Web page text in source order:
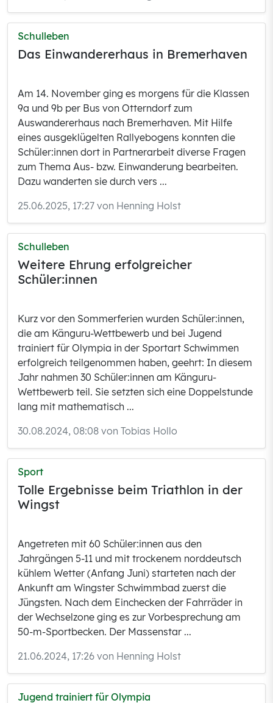
Schulleben
Das Einwandererhaus in Bremerhaven
Am 14. November ging es morgens für die Klassen
9a und 9b per Bus von Otterndorf zum
Auswandererhaus nach Bremerhaven. Mit Hilfe
eines ausgeklügelten Rallyebogens konnten die
Schüler:innen dort in Partnerarbeit diverse Fragen
zum Thema Aus- bzw. Einwanderung bearbeiten.
Dazu wanderten sie durch vers ...
25.06.2025, 17:27 von Henning Holst
Schulleben
Weitere Ehrung erfolgreicher
Schüler:innen
Kurz vor den Sommerferien wurden Schüler:innen,
die am Känguru-Wettbewerb und bei Jugend
trainiert für Olympia in der Sportart Schwimmen
erfolgreich teilgenommen haben, geehrt: In diesem
Jahr nahmen 30 Schüler:innen am Känguru-
Wettbewerb teil. Sie setzten sich eine Doppelstunde
lang mit mathematisch ...
30.08.2024, 08:08 von Tobias Hollo
Sport
Tolle Ergebnisse beim Triathlon in der
Wingst
Angetreten mit 60 Schüler:innen aus den
Jahrgängen 5-11 und mit trockenem norddeutsch
kühlem Wetter (Anfang Juni) starteten nach der
Ankunft am Wingster Schwimmbad zuerst die
Jüngsten. Nach dem Einchecken der Fahrräder in
der Wechselzone ging es zur Vorbesprechung am
50-m-Sportbecken. Der Massenstar ...
21.06.2024, 17:26 von Henning Holst
Jugend trainiert für Olympia